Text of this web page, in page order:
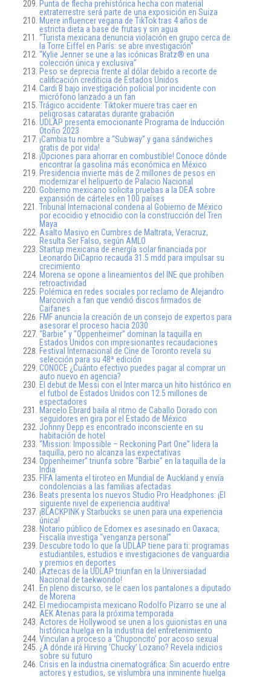
Punta de flecha prehistórica hecha con material
extraterrestre será parte de una exposición en Suiza
Muere influencer vegana de TikTok tras 4 años de
estricta dieta a base de frutas y sin agua
“Turista mexicana denuncia violación en grupo cerca de
la Torre Eiffel en París: se abre investigación”
“Kylie Jenner se une a las icónicas Bratz® en una
colección única y exclusiva”
Peso se deprecia frente al dólar debido a recorte de
calificación crediticia de Estados Unidos
Cardi B bajo investigación policial por incidente con
micrófono lanzado a un fan
Trágico accidente: Tiktoker muere tras caer en
peligrosas cataratas durante grabación
UDLAP presenta emocionante Programa de Inducción
Otoño 2023
¡Cambia tu nombre a “Subway” y gana sándwiches
gratis de por vida!
¡Opciones para ahorrar en combustible! Conoce dónde
encontrar la gasolina más económica en México
Presidencia invierte más de 2 millones de pesos en
modernizar el helipuerto de Palacio Nacional
Gobierno mexicano solicita pruebas a la DEA sobre
expansión de cárteles en 100 países
Tribunal Internacional condena al Gobierno de México
por ecocidio y etnocidio con la construcción del Tren
Maya
Asalto Masivo en Cumbres de Maltrata, Veracruz,
Resulta Ser Falso, según AMLO
Startup mexicana de energía solar financiada por
Leonardo DiCaprio recauda 31.5 mdd para impulsar su
crecimiento
Morena se opone a lineamientos del INE que prohíben
retroactividad
Polémica en redes sociales por reclamo de Alejandro
Marcovich a fan que vendió discos firmados de
Caifanes
FMF anuncia la creación de un consejo de expertos para
asesorar el proceso hacia 2030
“Barbie” y “Oppenheimer” dominan la taquilla en
Estados Unidos con impresionantes recaudaciones
Festival Internacional de Cine de Toronto revela su
selección para su 48ª edición
CONOCE ¿Cuánto efectivo puedes pagar al comprar un
auto nuevo en agencia?
El debut de Messi con el Inter marca un hito histórico en
el futbol de Estados Unidos con 12.5 millones de
espectadores
Marcelo Ebrard baila al ritmo de Caballo Dorado con
seguidores en gira por el Estado de México
Johnny Depp es encontrado inconsciente en su
habitación de hotel
“Mission: Impossible – Reckoning Part One” lidera la
taquilla, pero no alcanza las expectativas
Oppenheimer” triunfa sobre “Barbie” en la taquilla de la
India
FIFA lamenta el tiroteo en Mundial de Auckland y envía
condolencias a las familias afectadas
Beats presenta los nuevos Studio Pro Headphones: ¡El
siguiente nivel de experiencia auditiva!
¡BLACKPINK y Starbucks se unen para una experiencia
única!
Notario público de Edomex es asesinado en Oaxaca;
Fiscalía investiga “venganza personal”
Descubre todo lo que la UDLAP tiene para ti: programas
estudiantiles, estudios e investigaciones de vanguardia
y premios en deportes
¡Aztecas de la UDLAP triunfan en la Universiadad
Nacional de taekwondo!
En pleno discurso, se le caen los pantalones a diputado
de Morena
El mediocampista mexicano Rodolfo Pizarro se une al
AEK Atenas para la próxima temporada
Actores de Hollywood se unen a los guionistas en una
histórica huelga en la industria del entretenimiento
Vinculan a proceso a ‘Chuponcito’ por acoso sexual
¿A dónde irá Hirving ‘Chucky’ Lozano? Revela indicios
sobre su futuro
Crisis en la industria cinematográfica: Sin acuerdo entre
actores y estudios, se vislumbra una inminente huelga